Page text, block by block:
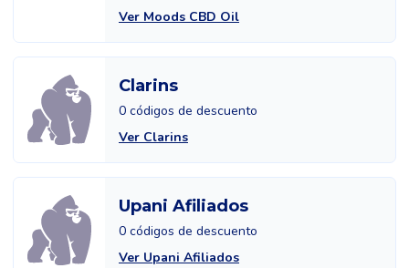
Ver Moods CBD Oil
Clarins
0 códigos de descuento
Ver Clarins
Upani Afiliados
0 códigos de descuento
Ver Upani Afiliados